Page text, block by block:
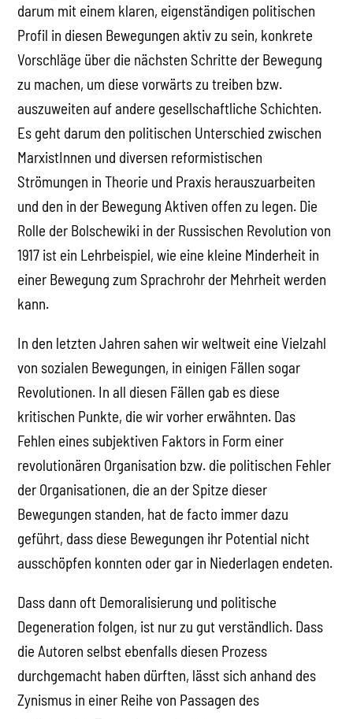
darum mit einem klaren, eigenständigen politischen
Profil in diesen Bewegungen aktiv zu sein, konkrete
Vorschläge über die nächsten Schritte der Bewegung
zu machen, um diese vorwärts zu treiben bzw.
auszuweiten auf andere gesellschaftliche Schichten.
Es geht darum den politischen Unterschied zwischen
MarxistInnen und diversen reformistischen
Strömungen in Theorie und Praxis herauszuarbeiten
und den in der Bewegung Aktiven offen zu legen. Die
Rolle der Bolschewiki in der Russischen Revolution von
1917 ist ein Lehrbeispiel, wie eine kleine Minderheit in
einer Bewegung zum Sprachrohr der Mehrheit werden
kann.
In den letzten Jahren sahen wir weltweit eine Vielzahl
von sozialen Bewegungen, in einigen Fällen sogar
Revolutionen. In all diesen Fällen gab es diese
kritischen Punkte, die wir vorher erwähnten. Das
Fehlen eines subjektiven Faktors in Form einer
revolutionären Organisation bzw. die politischen Fehler
der Organisationen, die an der Spitze dieser
Bewegungen standen, hat de facto immer dazu
geführt, dass diese Bewegungen ihr Potential nicht
ausschöpfen konnten oder gar in Niederlagen endeten.
Dass dann oft Demoralisierung und politische
Degeneration folgen, ist nur zu gut verständlich. Dass
die Autoren selbst ebenfalls diesen Prozess
durchgemacht haben dürften, lässt sich anhand des
Zynismus in einer Reihe von Passagen des